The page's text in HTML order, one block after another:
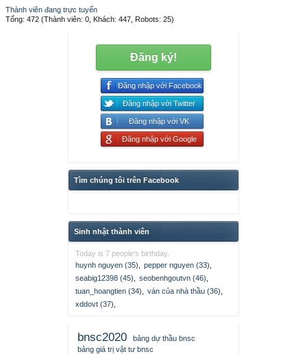
Thành viên đang trực tuyến
Tổng: 472 (Thành viên: 0, Khách: 447, Robots: 25)
Đăng ký!
Đăng nhập với Facebook
Đăng nhập với Twitter
Đăng nhập với VK
Đăng nhập với Google
Tìm chúng tôi trên Facebook
Sinh nhật thành viên
Today is 7 people's birthday.
huynh nguyen (35)
pepper nguyen (33)
seabig12398 (45)
seobenhgoutvn (46)
tuan_hoangtien (34)
ván của nhà thầu (36)
xddovt (37)
bnsc2020
bảng dự thầu bnsc
bảng giá trị vật tư bnsc